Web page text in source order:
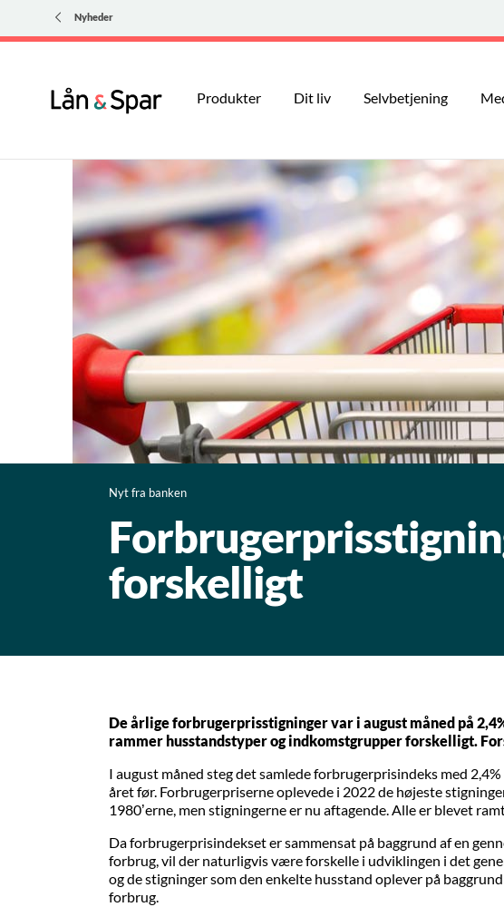
Nyheder
Produkter Dit liv Selvbetjening
Nyt fra banken
forskelligt
De årlige forbrugerprisstigninger var i august måned på
rammer husstandstyper og indkomstgrupper forskelligt.
I august måned steg det samlede forbrugerprisindeks med
året før. Forbrugerpriserne oplevede i 2022 de højeste
1980’erne, men stigningerne er nu aftagende. Alle er blevet
Da forbrugerprisindekset er sammensat på baggrund af en
forbrug, vil der naturligvis være forskelle i udviklingen i det
og de stigninger som den enkelte husstand oplever på
forbrug.